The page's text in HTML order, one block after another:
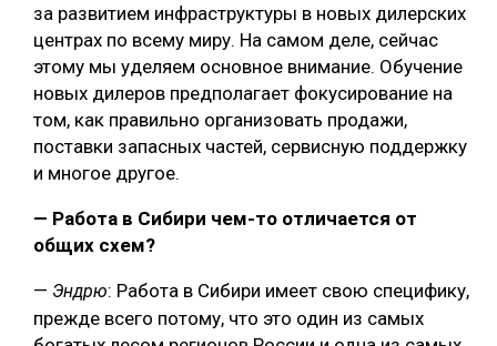
за развитием инфраструктуры в новых дилерских
центрах по всему миру. На самом деле, сейчас
этому мы уделяем основное внимание. Обучение
новых дилеров предполагает фокусирование на
том, как правильно организовать продажи,
поставки запасных частей, сервисную поддержку
и многое другое.
— Работа в Сибири чем-то отличается от
общих схем?
— Эндрю: Работа в Сибири имеет свою специфику,
прежде всего потому, что это один из самых